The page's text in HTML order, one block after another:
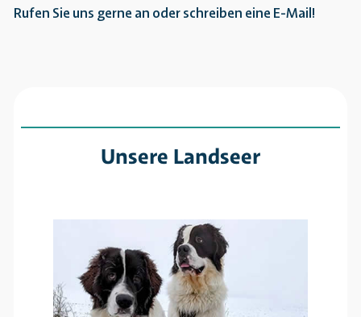
Rufen Sie uns gerne an oder schreiben eine E-Mail!
Unsere Landseer